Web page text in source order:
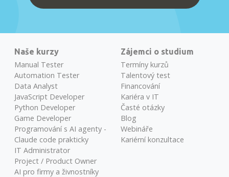
Naše kurzy
Manual Tester
Automation Tester
Data Analyst
JavaScript Developer
Python Developer
Game Developer
Programování s AI agenty -
Claude code prakticky
IT Administrator
Project / Product Owner
AI pro firmy a živnostníky
Zájemci o studium
Termíny kurzů
Talentový test
Financování
Kariéra v IT
Časté otázky
Blog
Webináře
Kariérní konzultace